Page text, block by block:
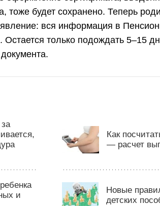
тоже будет сохранено. Теперь
вся информация в
Остается только подождать 5–15
Как
— расчет
и
Новые
детских